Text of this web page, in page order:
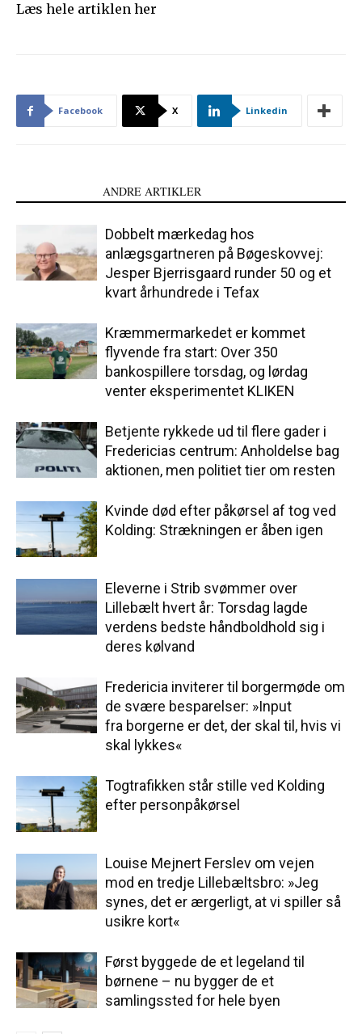
Læs hele artiklen her
Facebook X Linkedin
ANDRE ARTIKLER
Dobbelt mærkedag hos
anlægsgartneren på Bøgeskovvej:
Jesper Bjerrisgaard runder 50 og et
kvart århundrede i Tefax
Kræmmermarkedet er kommet
flyvende fra start: Over 350
bankospillere torsdag, og lørdag
venter eksperimentet KLIKEN
Betjente rykkede ud til flere gader i
Fredericias centrum: Anholdelse bag
aktionen, men politiet tier om resten
Kvinde død efter påkørsel af tog ved
Kolding: Strækningen er åben igen
Eleverne i Strib svømmer over
Lillebælt hvert år: Torsdag lagde
verdens bedste håndboldhold sig i
deres kølvand
Fredericia inviterer til borgermøde om
de svære besparelser: »Input
fra borgerne er det, der skal til, hvis vi
skal lykkes«
Togtrafikken står stille ved Kolding
efter personpåkørsel
Louise Mejnert Ferslev om vejen
mod en tredje Lillebæltsbro: »Jeg
synes, det er ærgerligt, at vi spiller så
usikre kort«
Først byggede de et legeland til
børnene – nu bygger de et
samlingssted for hele byen